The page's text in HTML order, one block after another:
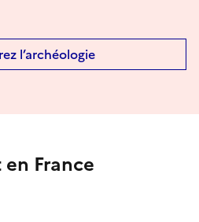
l’archéologie
France